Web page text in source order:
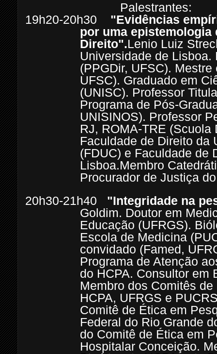
Palestrantes:
19h20-20h30 "Evidências
por uma epistemologia
Direito".Lenio Luiz
Universidade de Lisboa.
(PPGDir, UFSC).
UFSC). Graduado em
(UNISC). Professor
Programa de Pós-
UNISINOS). Professor
RJ, ROMA-TRE
Faculdade de Direito da
(FDUC) e Faculdade de
Lisboa.Membro
Procurador de Justiça
20h30-21h40 "Integridade na
Goldim. Doutor em
Educação (UFRGS).
Escola de Medicina
convidado (Famed,
Programa de Atenção
do HCPA. Consultor em
Membro dos Comitês
HCPA, UFRGS e
Comitê de Ética em
Federal do Rio Grande
do Comitê de Ética em
Hospitalar Conceição.